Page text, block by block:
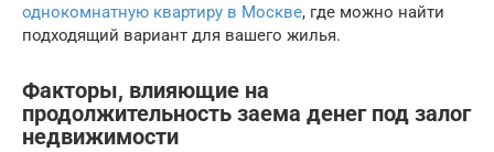
однокомнатную квартиру в Москве, где можно найти
подходящий вариант для вашего жилья.
Факторы, влияющие на
продолжительность заема денег под залог
недвижимости